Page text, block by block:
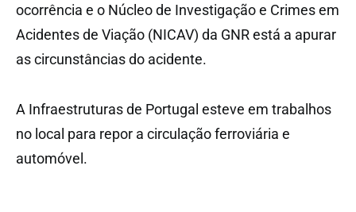
ocorrência e o Núcleo de Investigação e Crimes em
Acidentes de Viação (NICAV) da GNR está a apurar
as circunstâncias do acidente.
A Infraestruturas de Portugal esteve em trabalhos
no local para repor a circulação ferroviária e
automóvel.